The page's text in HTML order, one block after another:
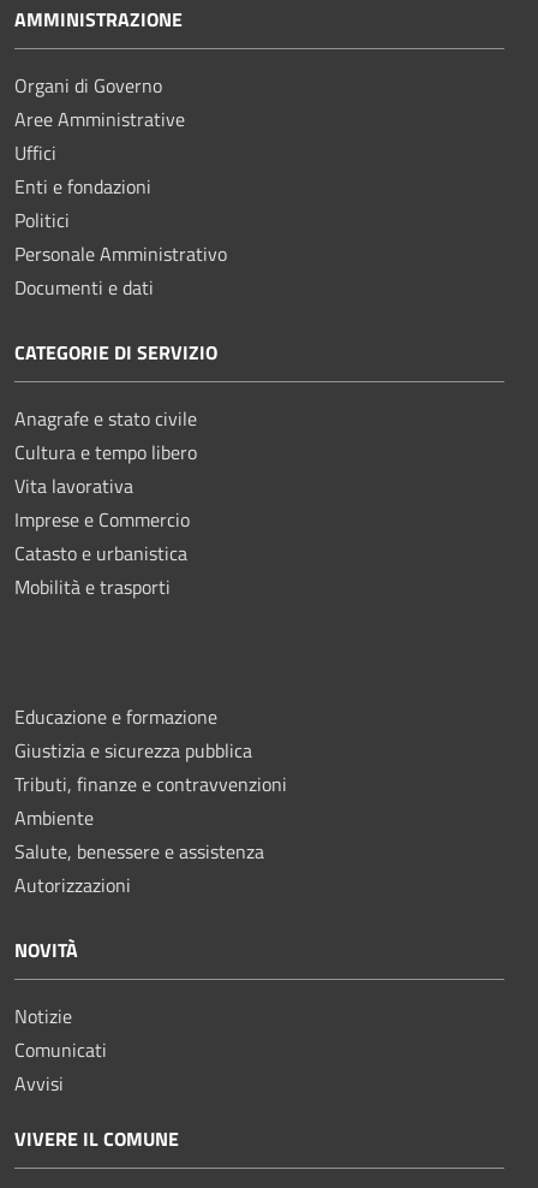
AMMINISTRAZIONE
Organi di Governo
Aree Amministrative
Uffici
Enti e fondazioni
Politici
Personale Amministrativo
Documenti e dati
CATEGORIE DI SERVIZIO
Anagrafe e stato civile
Cultura e tempo libero
Vita lavorativa
Imprese e Commercio
Catasto e urbanistica
Mobilità e trasporti
Educazione e formazione
Giustizia e sicurezza pubblica
Tributi, finanze e contravvenzioni
Ambiente
Salute, benessere e assistenza
Autorizzazioni
NOVITÀ
Notizie
Comunicati
Avvisi
VIVERE IL COMUNE